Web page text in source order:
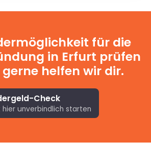
für die
in Erfurt prüfen
helfen wir dir.
Check
hier unverbindlich starten